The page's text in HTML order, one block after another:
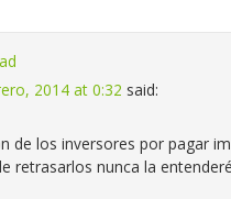
2014 at 0:32 said:
de los inversores por pagar
retrasarlos nunca la